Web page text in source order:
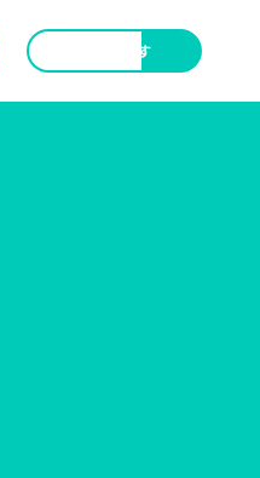
無料で試す